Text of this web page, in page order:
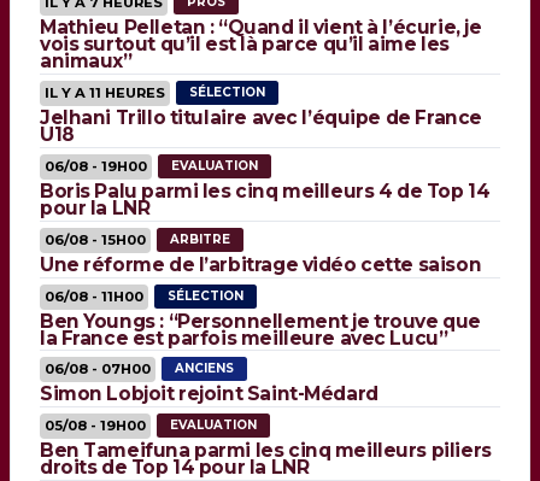
Mathieu Pelletan : “Quand il vient à l’écurie, je
vois surtout qu’il est là parce qu’il aime les
animaux”
IL Y A 11 HEURES SÉLECTION
Jelhani Trillo titulaire avec l’équipe de France
U18
06/08 - 19H00 EVALUATION
Boris Palu parmi les cinq meilleurs 4 de Top 14
pour la LNR
06/08 - 15H00 ARBITRE
Une réforme de l’arbitrage vidéo cette saison
06/08 - 11H00 SÉLECTION
Ben Youngs : “Personnellement je trouve que
la France est parfois meilleure avec Lucu”
06/08 - 07H00 ANCIENS
Simon Lobjoit rejoint Saint-Médard
05/08 - 19H00 EVALUATION
Ben Tameifuna parmi les cinq meilleurs piliers
droits de Top 14 pour la LNR